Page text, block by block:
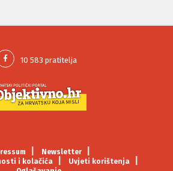
Newsletter
i kolačića
Uvjeti korištenja